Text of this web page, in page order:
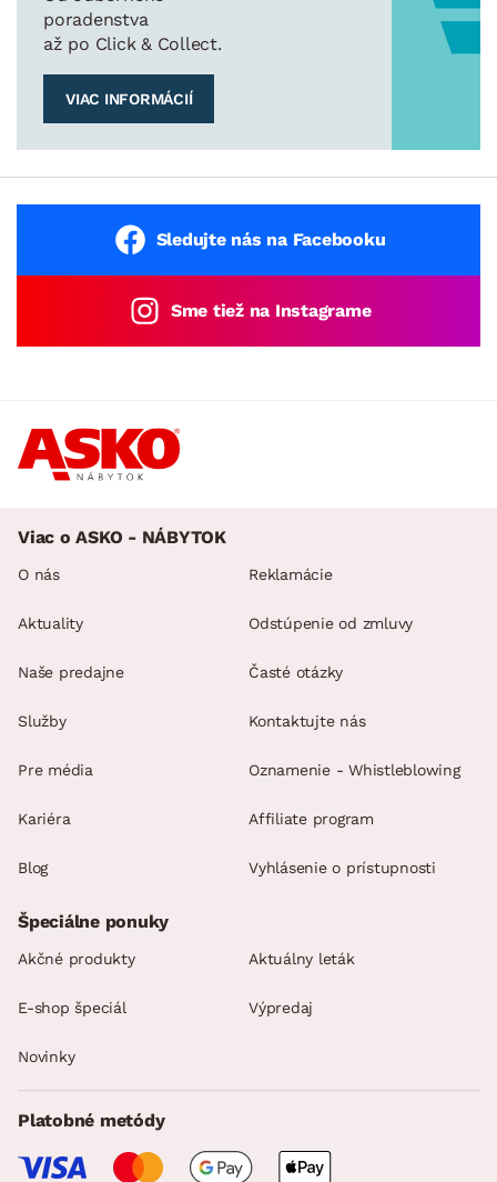
poradenstva
až po Click & Collect.
VIAC INFORMÁCIÍ
Sledujte nás na Facebooku
Sme tiež na Instagrame
Viac o ASKO - NÁBYTOK
O nás
Aktuality
Naše predajne
Služby
Pre média
Kariéra
Blog
Reklamácie
Odstúpenie od zmluvy
Časté otázky
Kontaktujte nás
Oznamenie - Whistleblowing
Affiliate program
Vyhlásenie o prístupnosti
Špeciálne ponuky
Akčné produkty Aktuálny leták
E-shop špeciál Výpredaj
Novinky
Platobné metódy